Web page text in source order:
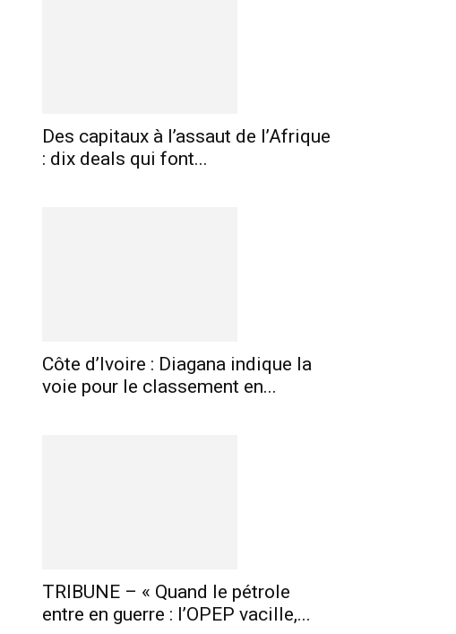
Des capitaux à l’assaut de l’Afrique
: dix deals qui font...
Côte d’Ivoire : Diagana indique la
voie pour le classement en...
TRIBUNE – « Quand le pétrole
entre en guerre : l’OPEP vacille,...